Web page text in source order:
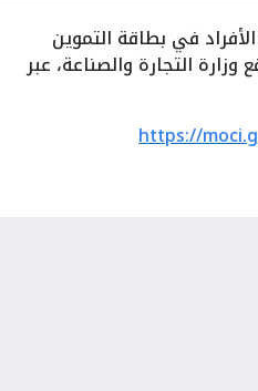
في بطاقة التموين
التجارة والصناعة، عبر
https://